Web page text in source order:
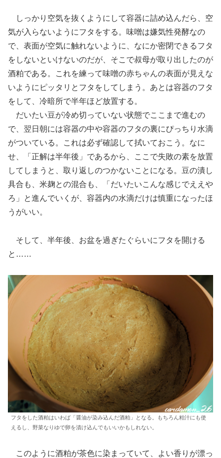
しっかり空気を抜くようにして容器に詰め込んだら、空
気が入らないようにフタをする。味噌は嫌気性発酵なの
で、表面が空気に触れないように、なにか密閉できるフタ
をしないといけないのだが、そこで叔母が取り出したのが
酒粕である。これを練って味噌の赤ちゃんの表面が見えな
いようにピッタリとフタをしてしまう。あとは容器のフタ
をして、冷暗所で半年ほど放置する。
だいたい豆が冷め切っていない状態でここまで進むの
で、翌日朝には容器の中や容器のフタの裏にぴっちり水滴
がついている。これは必ず確認して拭いておこう。なに
せ、「正解は半年後」であるから、ここで失敗の素を放置
してしまうと、取り返しのつかないことになる。豆の潰し
具合も、米麹との混合も、「だいたいこんな感じでええや
ろ」と進んでいくが、容器内の水滴だけは慎重になったほ
うがいい。
そして、半年後、お盆を過ぎたぐらいにフタを開ける
と……
フタをした酒粕はいわば「醤油が染み込んだ酒粕」となる。もちろん粕汁にも使
えるし、野菜なりゆで卵を漬け込んでもいいかもしれない。
このように酒粕が茶色に染まっていて、よい香りが漂っ